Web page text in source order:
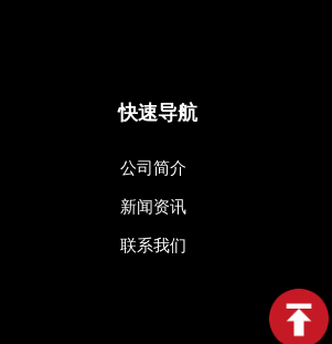
快速导航
公司简介
新闻资讯
联系我们